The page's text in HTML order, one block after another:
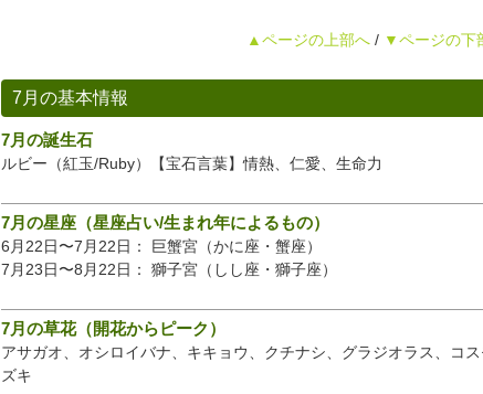
▲ページの上部へ / ▼ページの下
7月の基本情報
7月の誕生石
ルビー（紅玉/Ruby）【宝石言葉】情熱、仁愛、生命力
7月の星座（星座占い/生まれ年によるもの）
6月22日〜7月22日： 巨蟹宮（かに座・蟹座）
7月23日〜8月22日： 獅子宮（しし座・獅子座）
7月の草花（開花からピーク）
アサガオ、オシロイバナ、キキョウ、クチナシ、グラジオラス、コ
ズキ